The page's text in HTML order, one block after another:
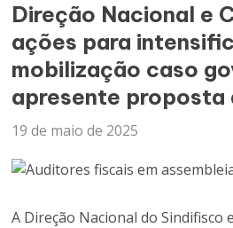
Direção Nacional e
ações para
mobilização caso
apresente proposta
19 de maio de 2025
A Direção Nacional do Sindifisco